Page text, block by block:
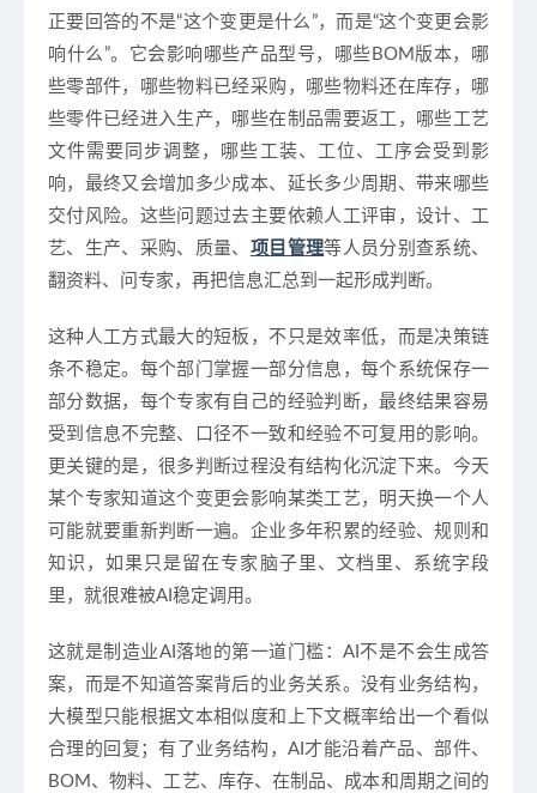
正要回答的不是“这个变更是什么”，而是“这个变更会影
响什么”。它会影响哪些产品型号，哪些BOM版本，哪
些零部件，哪些物料已经采购，哪些物料还在库存，哪
些零件已经进入生产，哪些在制品需要返工，哪些工艺
文件需要同步调整，哪些工装、工位、工序会受到影
响，最终又会增加多少成本、延长多少周期、带来哪些
交付风险。这些问题过去主要依赖人工评审，设计、工
艺、生产、采购、质量、 项目管理等人员分别查系统、
翻资料、问专家，再把信息汇总到一起形成判断。
这种人工方式最大的短板，不只是效率低，而是决策链
条不稳定。每个部门掌握一部分信息，每个系统保存一
部分数据，每个专家有自己的经验判断，最终结果容易
受到信息不完整、口径不一致和经验不可复用的影响。
更关键的是，很多判断过程没有结构化沉淀下来。今天
某个专家知道这个变更会影响某类工艺，明天换一个人
可能就要重新判断一遍。企业多年积累的经验、规则和
知识，如果只是留在专家脑子里、文档里、系统字段
里，就很难被AI稳定调用。
这就是制造业AI落地的第一道门槛：AI不是不会生成答
案，而是不知道答案背后的业务关系。没有业务结构，
大模型只能根据文本相似度和上下文概率给出一个看似
合理的回复；有了业务结构，AI才能沿着产品、部件、
BOM、物料、工艺、库存、在制品、成本和周期之间的